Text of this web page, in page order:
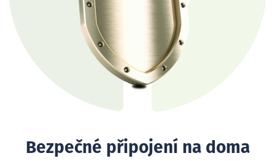
Bezpečné připojení na doma